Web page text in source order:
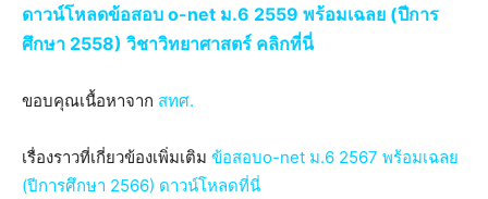
ดาวน์โหลดข้อสอบ o-net ม.6 2559 พร้อมเฉลย (ปีการ
ศึกษา 2558) วิชาวิทยาศาสตร์ คลิกที่นี่
ขอบคุณเนื้อหาจาก สทศ.
เรื่องราวที่เกี่ยวข้องเพิ่มเติม ข้อสอบo-net ม.6 2567 พร้อมเฉลย
(ปีการศึกษา 2566) ดาวน์โหลดที่นี่